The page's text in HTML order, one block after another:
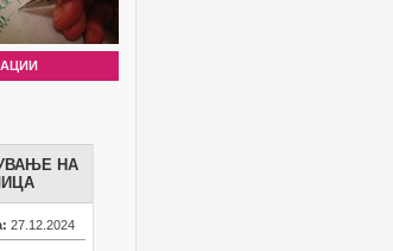
НА
27.12.2024